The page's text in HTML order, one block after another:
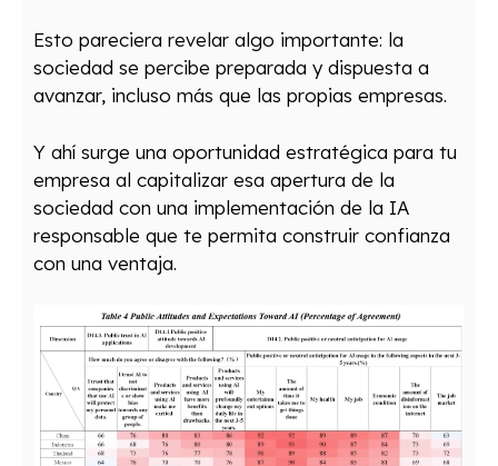
Esto pareciera revelar algo importante: la
sociedad se percibe preparada y dispuesta a
avanzar, incluso más que las propias empresas.
Y ahí surge una oportunidad estratégica para tu
empresa al capitalizar esa apertura de la
sociedad con una implementación de la IA
responsable que te permita construir confianza
con una ventaja.